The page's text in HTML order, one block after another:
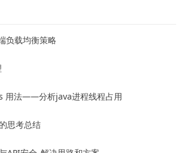
载均衡策略
用法——分析java进程线程占用
思考总结